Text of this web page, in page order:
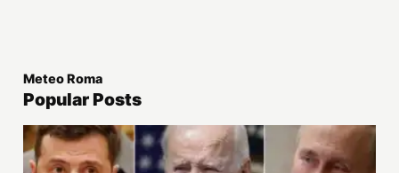
Meteo Roma
Popular Posts